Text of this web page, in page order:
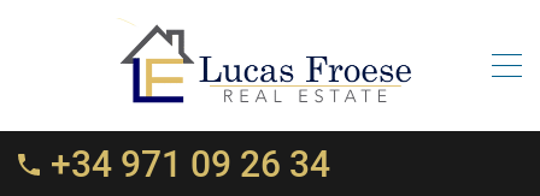
+34 971 09 26 34